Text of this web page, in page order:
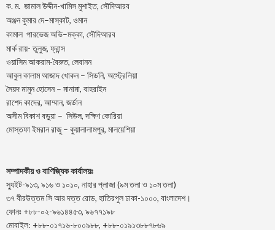
ক. ম. জামাল উদ্দীন-খামিস মুশাইত, সৌদিআরব
অঞ্জন কুমার দে–মাস্কাট, ওমান
কামাল পারভেজ অভি–মক্কা, সৌদিআরব
মার্ক রায়- তুলুজ, ফ্রান্স
ওয়াসিম আকরাম-বৈরুত, লেবানন
আবুল কালাম আজাদ খোকন – সিডনি, অস্ট্রেলিয়া
সৈয়দ মামুন হোসেন – মানামা, বাহরাইন
রাশেদ কাদের, আম্মান, জর্ডান
অসীম বিকাশ বড়ুয়া – সিউল, দক্ষিণ কোরিয়া
মোস্তফা ইমরান রাজু – কুয়ালালামপুর, মালয়েশিয়া
সম্পাদকীয় ও বাণিজ্যিক কার্যালয়ঃ
স্যুইট-৯১৩, ৯১৬ ও ১০১০, নাহার প্লাজা (৯ম তলা ও ১০ম তলা)
৩৭ বীরউত্তম সি আর দত্ত রোড, হাতিরপুল ঢাকা-১০০০, বাংলাদেশ।
ফোনঃ +৮৮-০২-৯৬১৪৪৫৩, ৯৬৭৭১৯৮
মোবাইল: +৮৮-০১৭১৬-৮০০৯৮৮, +৮৮-০১৯১৩৮৮৭৮৬৯